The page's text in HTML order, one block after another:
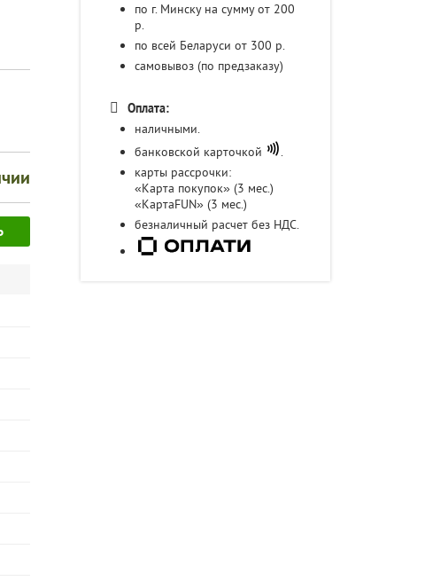
по г. Минску на сумму от 200
р.
по всей Беларуси от 300 р.
самовывоз (по предзаказу)
Оплата:
наличными.
банковской карточкой
.
карты рассрочки:
«Карта покупок» (3 мес.)
«КартаFUN» (3 мес.)
безналичный расчет без НДС.